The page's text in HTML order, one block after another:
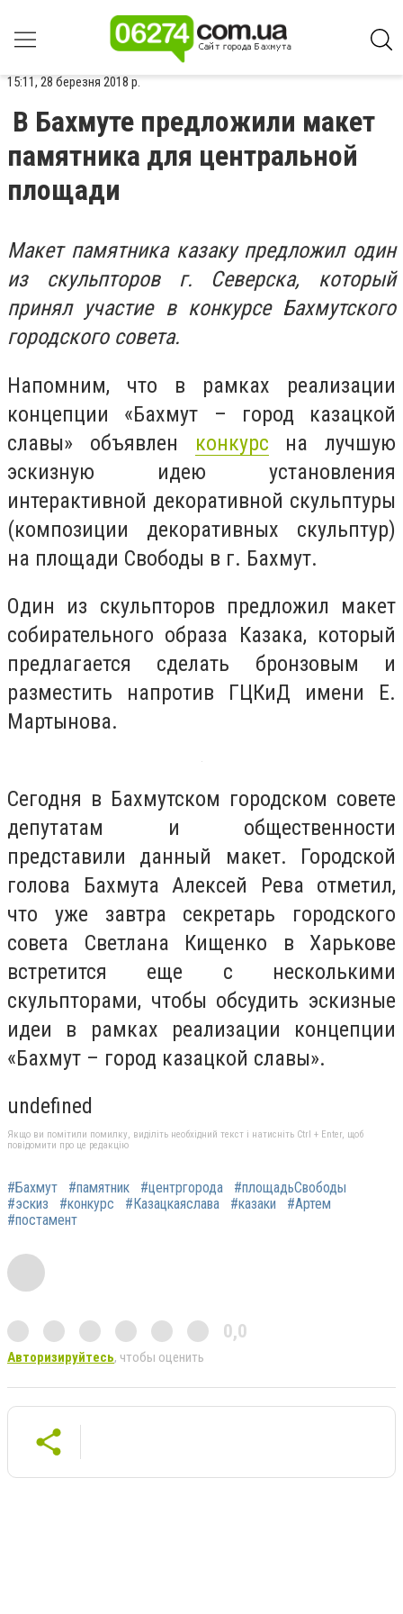
15:11, 28 березня 2018 р.
В Бахмуте предложили макет
памятника для центральной
площади
Макет памятника казаку предложил один
из скульпторов г. Северска, который
принял участие в конкурсе Бахмутского
городского совета.
Напомним, что в рамках реализации
концепции «Бахмут – город казацкой
славы» объявлен конкурс на лучшую
эскизную идею установления
интерактивной декоративной скульптуры
(композиции декоративных скульптур)
на площади Свободы в г. Бахмут.
Один из скульпторов предложил макет
собирательного образа Казака, который
предлагается сделать бронзовым и
разместить напротив ГЦКиД имени Е.
Мартынова.
Сегодня в Бахмутском городском совете
депутатам и общественности
представили данный макет. Городской
голова Бахмута Алексей Рева отметил,
что уже завтра секретарь городского
совета Светлана Кищенко в Харькове
встретится еще с несколькими
скульпторами, чтобы обсудить эскизные
идеи в рамках реализации концепции
«Бахмут – город казацкой славы».
undefined
Якщо ви помітили помилку, виділіть необхідний текст і натисніть Ctrl + Enter, щоб
повідомити про це редакцію
#Бахмут #памятник #центргорода
#площадьСвободы
#эскиз
#конкурс #Казацкаяслава #казаки
#Артем
#постамент
0,0
Авторизируйтесь, чтобы оценить